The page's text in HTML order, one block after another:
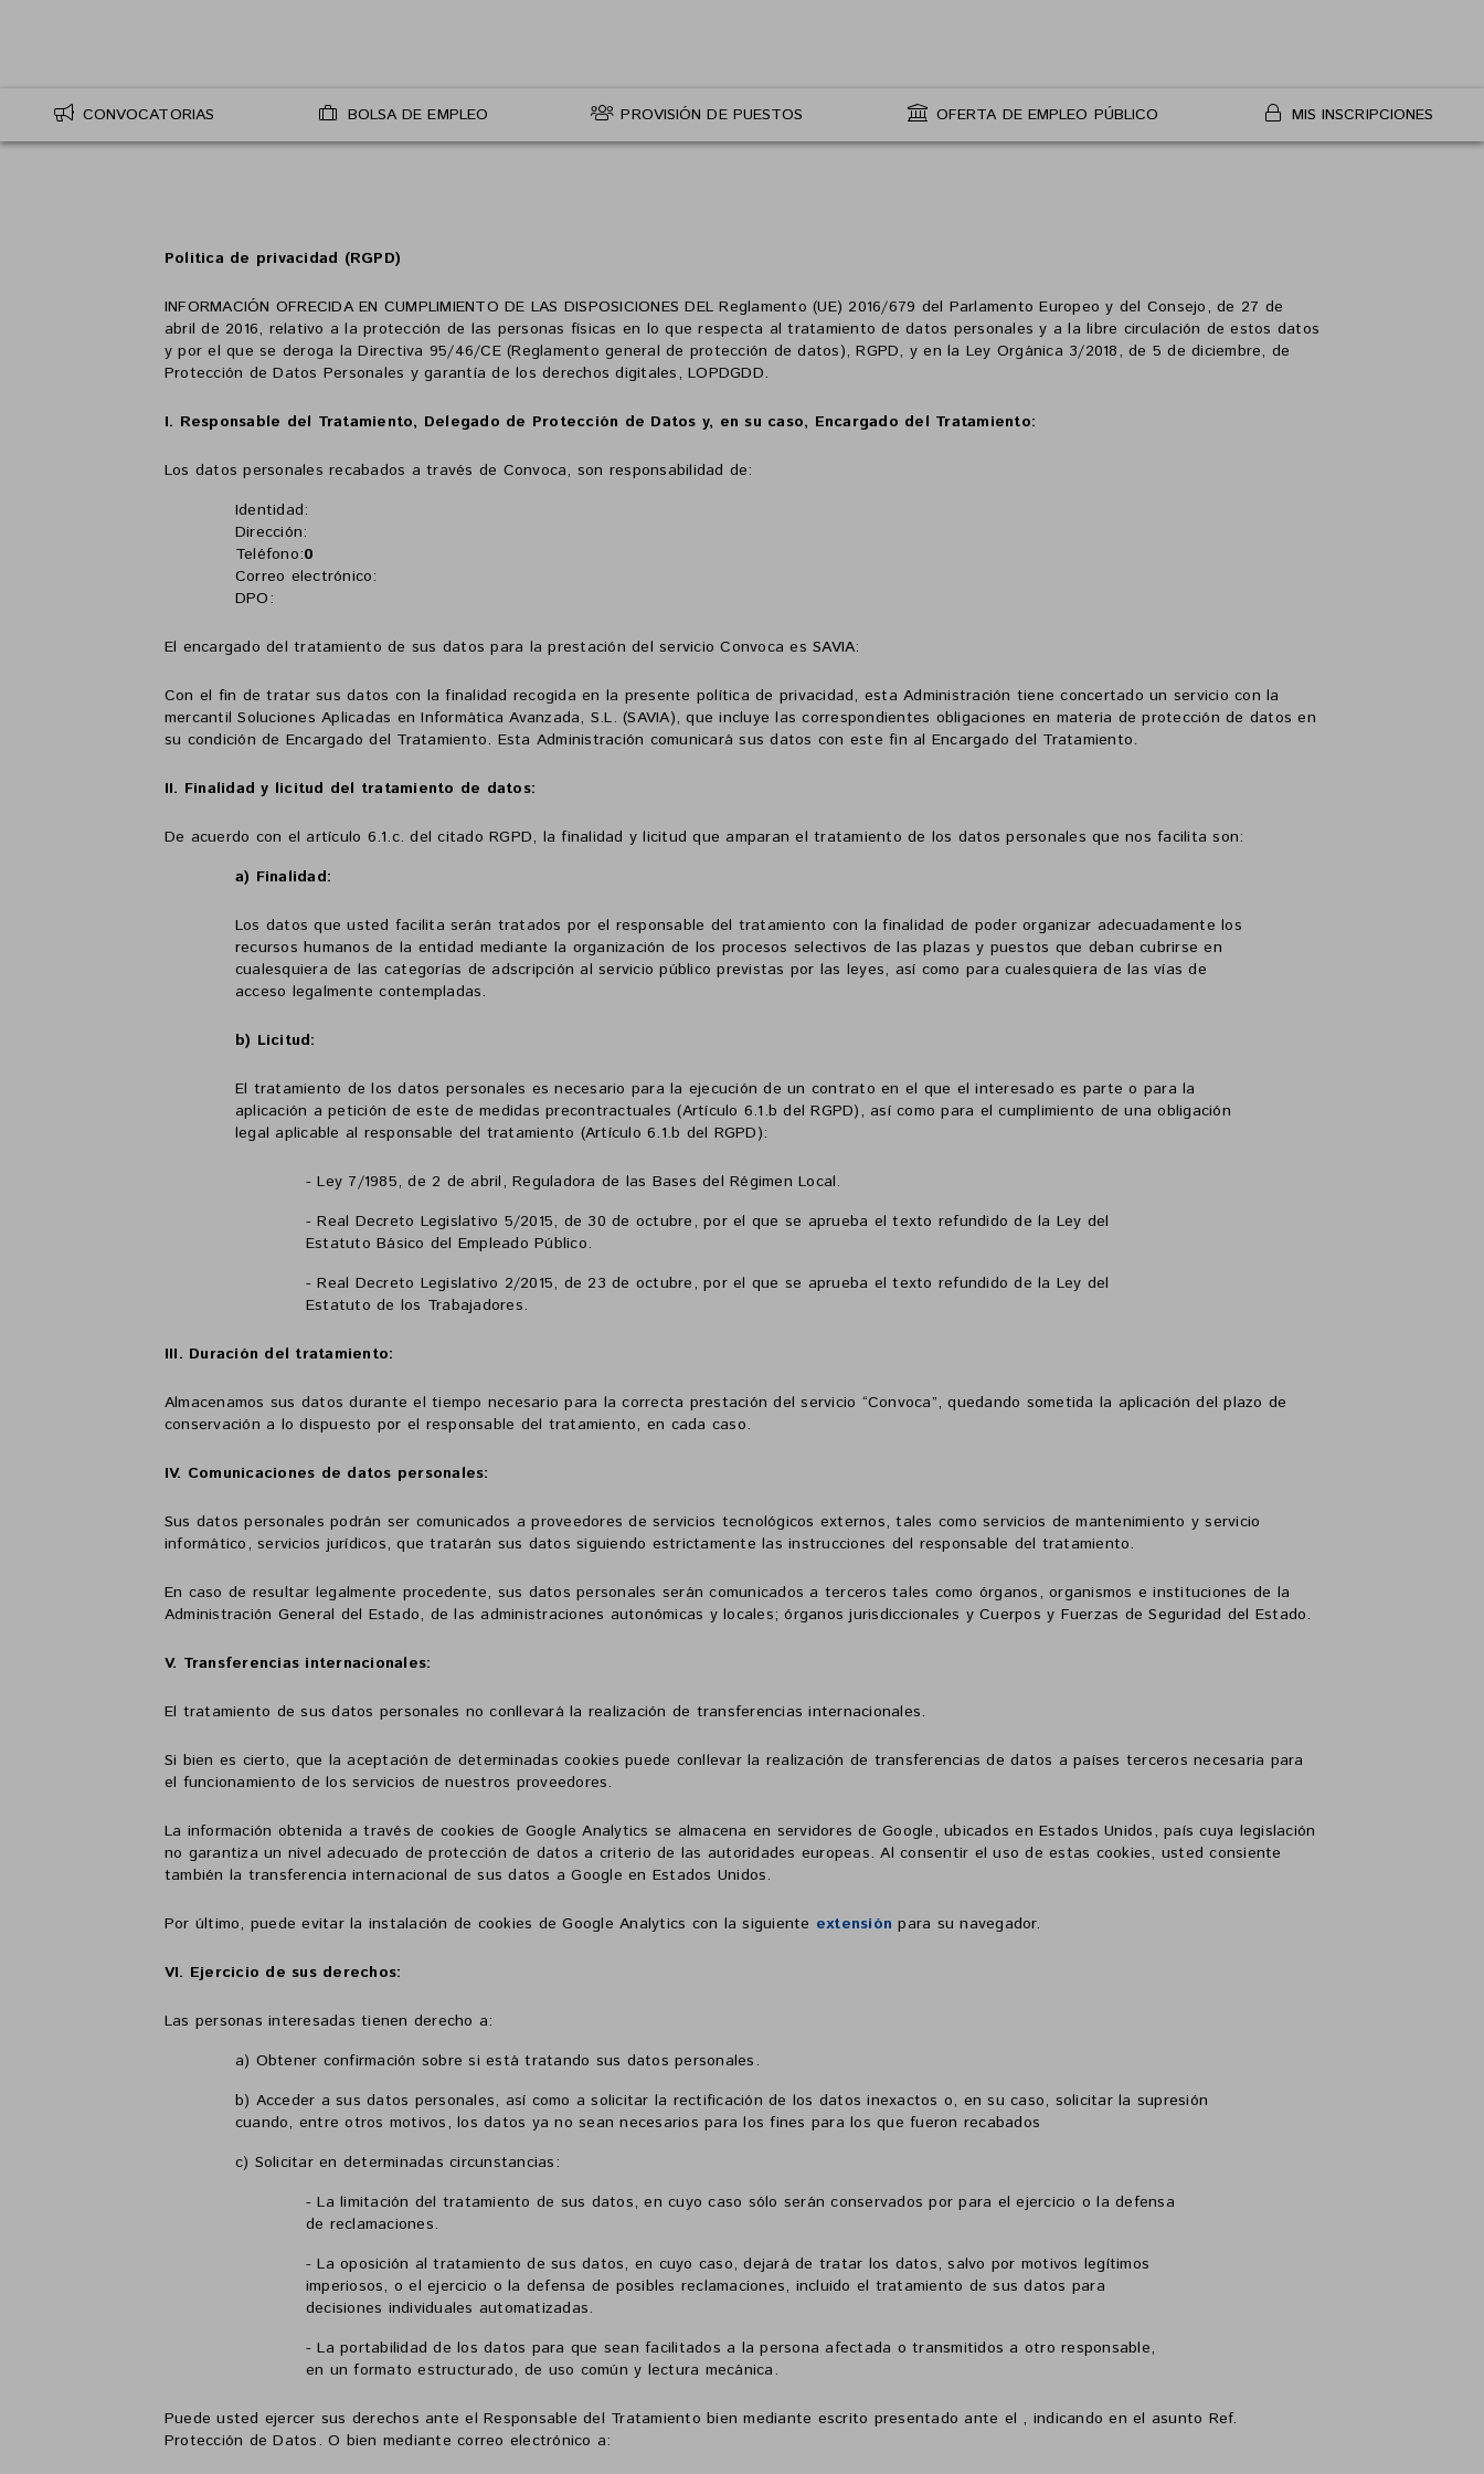
CONVOCATORIAS BOLSA DE EMPLEO PROVISIÓN DE PUESTOS OFERTA DE EMPLEO PÚBLICO MIS INSCRIPCIONES
Política de privacidad (RGPD)
INFORMACIÓN OFRECIDA EN CUMPLIMIENTO DE LAS DISPOSICIONES DEL Reglamento (UE) 2016/679 del Parlamento Europeo y del Consejo, de 27 de
abril de 2016, relativo a la protección de las personas físicas en lo que respecta al tratamiento de datos personales y a la libre circulación de estos datos
y por el que se deroga la Directiva 95/46/CE (Reglamento general de protección de datos), RGPD, y en la Ley Orgánica 3/2018, de 5 de diciembre, de
Protección de Datos Personales y garantía de los derechos digitales, LOPDGDD.
I. Responsable del Tratamiento, Delegado de Protección de Datos y, en su caso, Encargado del Tratamiento:
Los datos personales recabados a través de Convoca, son responsabilidad de:
Identidad:
Dirección:
Teléfono:0
Correo electrónico:
DPO:
El encargado del tratamiento de sus datos para la prestación del servicio Convoca es SAVIA:
Con el fin de tratar sus datos con la finalidad recogida en la presente política de privacidad, esta Administración tiene concertado un servicio con la
mercantil Soluciones Aplicadas en Informática Avanzada, S.L. (SAVIA), que incluye las correspondientes obligaciones en materia de protección de datos en
su condición de Encargado del Tratamiento. Esta Administración comunicará sus datos con este fin al Encargado del Tratamiento.
II. Finalidad y licitud del tratamiento de datos:
De acuerdo con el artículo 6.1.c. del citado RGPD, la finalidad y licitud que amparan el tratamiento de los datos personales que nos facilita son:
a) Finalidad:
Los datos que usted facilita serán tratados por el responsable del tratamiento con la finalidad de poder organizar adecuadamente los
recursos humanos de la entidad mediante la organización de los procesos selectivos de las plazas y puestos que deban cubrirse en
cualesquiera de las categorías de adscripción al servicio público previstas por las leyes, así como para cualesquiera de las vías de
acceso legalmente contempladas.
b) Licitud:
El tratamiento de los datos personales es necesario para la ejecución de un contrato en el que el interesado es parte o para la
aplicación a petición de este de medidas precontractuales (Artículo 6.1.b del RGPD), así como para el cumplimiento de una obligación
legal aplicable al responsable del tratamiento (Artículo 6.1.b del RGPD):
- Ley 7/1985, de 2 de abril, Reguladora de las Bases del Régimen Local.
- Real Decreto Legislativo 5/2015, de 30 de octubre, por el que se aprueba el texto refundido de la Ley del
Estatuto Básico del Empleado Público.
- Real Decreto Legislativo 2/2015, de 23 de octubre, por el que se aprueba el texto refundido de la Ley del
Estatuto de los Trabajadores.
III. Duración del tratamiento:
Almacenamos sus datos durante el tiempo necesario para la correcta prestación del servicio “Convoca”, quedando sometida la aplicación del plazo de
conservación a lo dispuesto por el responsable del tratamiento, en cada caso.
IV. Comunicaciones de datos personales:
Sus datos personales podrán ser comunicados a proveedores de servicios tecnológicos externos, tales como servicios de mantenimiento y servicio
informático, servicios jurídicos, que tratarán sus datos siguiendo estrictamente las instrucciones del responsable del tratamiento.
En caso de resultar legalmente procedente, sus datos personales serán comunicados a terceros tales como órganos, organismos e instituciones de la
Administración General del Estado, de las administraciones autonómicas y locales; órganos jurisdiccionales y Cuerpos y Fuerzas de Seguridad del Estado.
V. Transferencias internacionales:
El tratamiento de sus datos personales no conllevará la realización de transferencias internacionales.
Si bien es cierto, que la aceptación de determinadas cookies puede conllevar la realización de transferencias de datos a países terceros necesaria para
el funcionamiento de los servicios de nuestros proveedores.
La información obtenida a través de cookies de Google Analytics se almacena en servidores de Google, ubicados en Estados Unidos, país cuya legislación
no garantiza un nivel adecuado de protección de datos a criterio de las autoridades europeas. Al consentir el uso de estas cookies, usted consiente
también la transferencia internacional de sus datos a Google en Estados Unidos.
Por último, puede evitar la instalación de cookies de Google Analytics con la siguiente extensión para su navegador.
VI. Ejercicio de sus derechos:
Las personas interesadas tienen derecho a:
a) Obtener confirmación sobre siestá tratando sus datos personales.
b) Acceder a sus datos personales, así como a solicitar la rectificación de los datos inexactos o, en su caso, solicitar la supresión
cuando, entre otros motivos, los datos ya no sean necesarios para los fines para los que fueron recabados
c) Solicitar en determinadas circunstancias:
- La limitación del tratamiento de sus datos, en cuyo caso sólo serán conservados porpara el ejercicio o la defensa
de reclamaciones.
- La oposición al tratamiento de sus datos, en cuyo caso,dejará de tratar los datos, salvo por motivos legítimos
imperiosos, o el ejercicio o la defensa de posibles reclamaciones, incluido el tratamiento de sus datos para
decisiones individuales automatizadas.
- La portabilidad de los datos para que sean facilitados a la persona afectada o transmitidos a otro responsable,
en un formato estructurado, de uso común y lectura mecánica.
Puede usted ejercer sus derechos ante el Responsable del Tratamiento bien mediante escrito presentado ante el , indicando en el asunto Ref.
Protección de Datos. O bien mediante correo electrónico a: